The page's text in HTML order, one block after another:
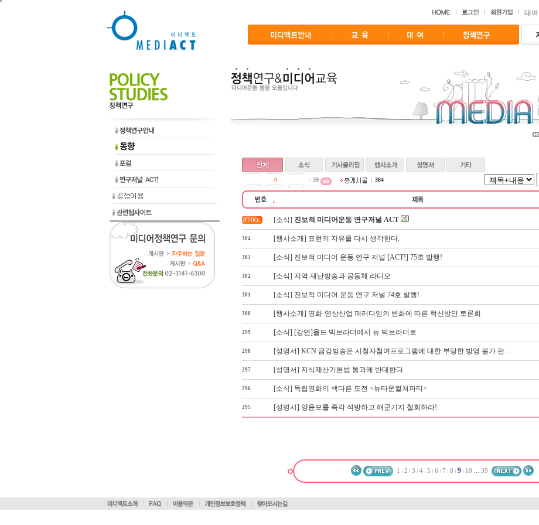
대여
/ 39 384
[소식] 진보적 미디어운동 연구저널 ACT
304 [행사소개] 표현의 자유를 다시 생각한다.
303 [소식] 진보적 미디어 운동 연구 저널 [ACT!] 75호 발행!
302 [소식] 지역 재난방송과 공동체 라디오
301 [소식] 진보적 미디어 운동 연구 저널 74호 발행!
300 [행사소개] 영화·영상산업 패러다임의 변화에 따른 혁신방안 토론회
299 [소식] [강연]올드 빅브라더에서 뉴 빅브라더로
298 [성명서] KCN 금강방송은 시청자참여프로그램에 대한 부당한 방영 불가 판…
297 [성명서] 지식재산기본법 통과에 반대한다.
296 [소식] 독립영화의 색다른 도전 <뉴타운컬쳐파티>
295 [성명서] 양윤모를 즉각 석방하고 해군기지 철회하라!
1 2 3 4 5 6 7 8 9 10 ... 39